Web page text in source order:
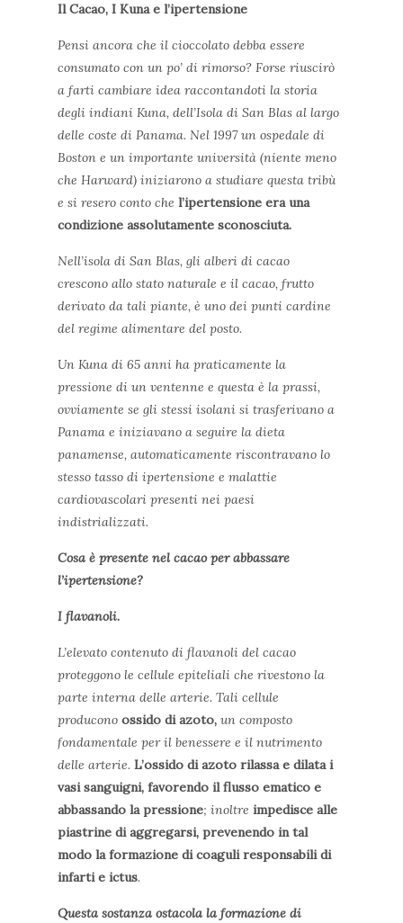
Il Cacao, I Kuna e l’ipertensione
Pensi ancora che il cioccolato debba essere
consumato con un po’ di rimorso? Forse riuscirò
a farti cambiare idea raccontandoti la storia
degli indiani Kuna, dell’Isola di San Blas al largo
delle coste di Panama. Nel 1997 un ospedale di
Boston e un importante università (niente meno
che Harward) iniziarono a studiare questa tribù
e si resero conto che l’ipertensione era una
condizione assolutamente sconosciuta.
Nell’isola di San Blas, gli alberi di cacao
crescono allo stato naturale e il cacao, frutto
derivato da tali piante, è uno dei punti cardine
del regime alimentare del posto.
Un Kuna di 65 anni ha praticamente la
pressione di un ventenne e questa è la prassi,
ovviamente se gli stessi isolani si trasferivano a
Panama e iniziavano a seguire la dieta
panamense, automaticamente riscontravano lo
stesso tasso di ipertensione e malattie
cardiovascolari presenti nei paesi
indistrializzati.
Cosa è presente nel cacao per abbassare
l’ipertensione?
I flavanoli.
L’elevato contenuto di flavanoli del cacao
proteggono le cellule epiteliali che rivestono la
parte interna delle arterie. Tali cellule
producono ossido di azoto, un composto
fondamentale per il benessere e il nutrimento
delle arterie. L’ossido di azoto rilassa e dilata i
vasi sanguigni, favorendo il flusso ematico e
abbassando la pressione; inoltre impedisce alle
piastrine di aggregarsi, prevenendo in tal
modo la formazione di coaguli responsabili di
infarti e ictus.
Questa sostanza ostacola la formazione di